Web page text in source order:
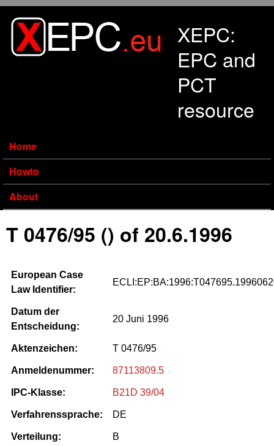
XEPC:
EPC and
PCT
resource
Home
Howto
About
T 0476/95 () of 20.6.1996
European Case
Law Identifier:
Datum der
Entscheidung:
20 Juni 1996
Aktenzeichen: T 0476/95
Anmeldenummer: 87113809.5
IPC-Klasse: B21D 39/04
Verfahrenssprache: DE
Verteilung: B